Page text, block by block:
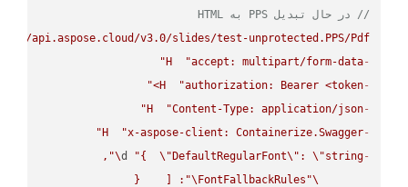
// در حال تبدیل PPS به HTML
api.aspose.cloud/v3.0/slides/test-unprotected.PPS/Pdf"
-
H
"accept: multipart/form-data"
-
H
"authorization: Bearer <token>"
-
H
"Content-Type: application/json"
-
H
"x-aspose-client: Containerize.Swagger"
-
d "{ \" DefaultRegularFont\" : \"string
\"
\"
FontFallbackRules
\"